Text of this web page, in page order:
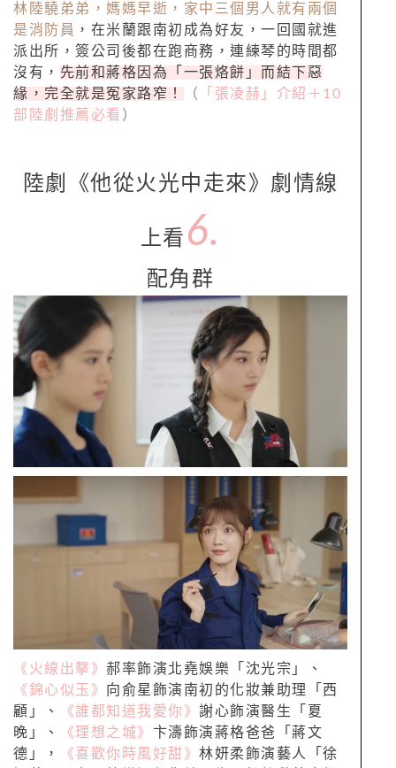
林陸驍弟弟，媽媽早逝，家中三個男人就有兩個
是消防員 ，在米蘭跟南初成為好友，一回國就進
派出所，簽公司後都在跑商務，連練琴的時間都
沒有， 先前和蔣格因為「一張烙餅」而結下惡
緣，完全就是冤家路窄！
（
「張凌赫」介紹＋10
部陸劇推薦必看 ）
陸劇《他從火光中走來》劇情線
上看 6.
配角群
《火線出擊》 郝率飾演北堯娛樂「沈光宗」、
《錦心似玉》
向俞星飾演南初的化妝兼助理「西
顧」、
《誰都知道我愛你》 謝心飾演醫生「夏
晚」、
《理想之城》 卞濤飾演蔣格爸爸「蔣文
德」，
《喜歡你時風好甜》 林妍柔飾演藝人「徐